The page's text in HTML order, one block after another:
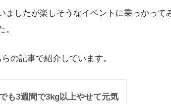
ましたが楽しそうなイベントに乗っかって
の記事で紹介しています。
も3週間で3kg以上やせて元気